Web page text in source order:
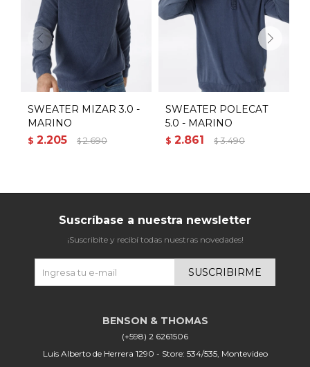
SWEATER MIZAR 3.0 -
MARINO
$ 2.205 $ 2.690
SWEATER POLECAT
5.0 - MARINO
$ 2.861 $ 3.490
(+598) 2 6261506
Luis Alberto de Herrera 1290 - Store: 534/535, Montevideo
Suscríbase a nuestra newsletter
¡Suscribite y recibí todas nuestras novedades!
SUSCRIBIRME